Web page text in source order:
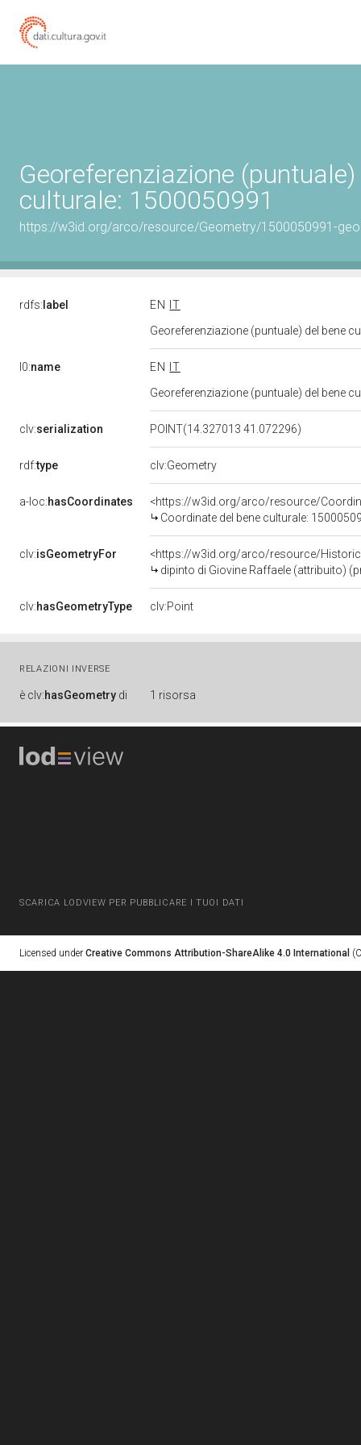
Georeferenziazione
culturale: 1500050991
https://w3id.org/arco/resource/Geometry/1500050991-
rdfs: label EN
IT
Georeferenziazione (puntuale) del bene
l0:name EN
IT
Georeferenziazione (puntuale) del bene
clv:serialization POINT(14.327013 41.072296)
rdf:type clv:Geometry
a-loc:hasCoordinates
<https://w3id.org/arco/resource/
Coordinate del bene culturale:
clv:isGeometryFor
<https://w3id.org/arco/resource/
dipinto di Giovine Raffaele (attribuito)
clv:hasGeometryType clv:Point
RELAZIONI INVERSE
è clv:hasGeometry di 1 risorsa
SCARICA LODVIEW PER PUBBLICARE I TUOI DATI
Licensed under Creative Commons Attribution-ShareAlike 4.0 International